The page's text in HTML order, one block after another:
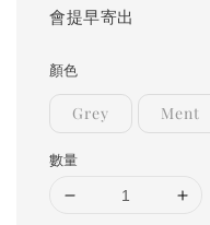
會提早寄出
顏色
Grey Ment
數量